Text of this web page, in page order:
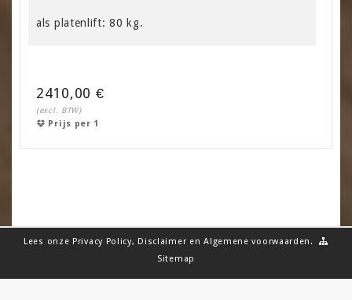
als platenlift: 80 kg.
2410,00 €
(excl. BTW)
Prijs per 1
Lees onze Privacy Policy, Disclaimer enAlgemene voorwaarden.
Sitemap